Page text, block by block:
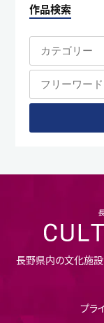
作品検索
長野県内の文化施設
プラ